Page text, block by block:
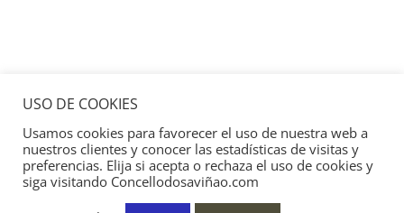
USO DE COOKIES
Usamos cookies para favorecer el uso de nuestra web a
nuestros clientes y conocer las estadísticas de visitas y
preferencias. Elija si acepta o rechaza el uso de cookies y
siga visitando Concellodosaviñao.com